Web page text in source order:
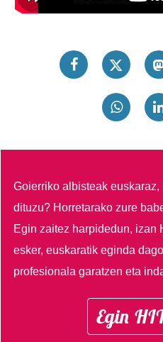
Goierriko albisteak
dituzu? Horretarako zure
Egin zaitez harpidedun, izan
esker, euskaratik eginda
profesionala garatzen eta
Egin